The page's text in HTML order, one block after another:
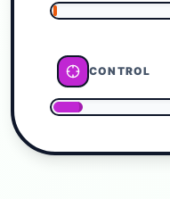
CONTROL